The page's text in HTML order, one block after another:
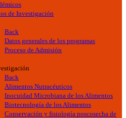
de Investigación
Back
Datos generales de los programas
Proceso de Admisión
Back
Alimentos Nutracéuticos
Inocuidad Microbiana de los Alimentos
Biotecnología de los Alimentos
Conservación y fisiología poscosecha de